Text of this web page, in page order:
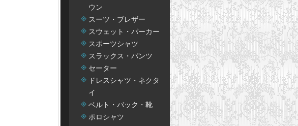
ウン
スーツ・ブレザー
スウェット・パーカー
スポーツシャツ
スラックス・パンツ
セーター
ドレスシャツ・ネクタ
イ
ベルト・バック・靴
ポロシャツ